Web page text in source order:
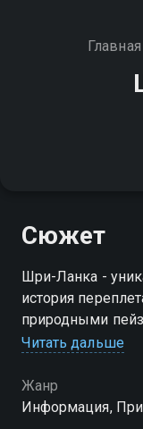
Главная
Сюжет
Шри-Ланка -
история
природными
Этот остров
Читать дальше
Жанр
Информация,